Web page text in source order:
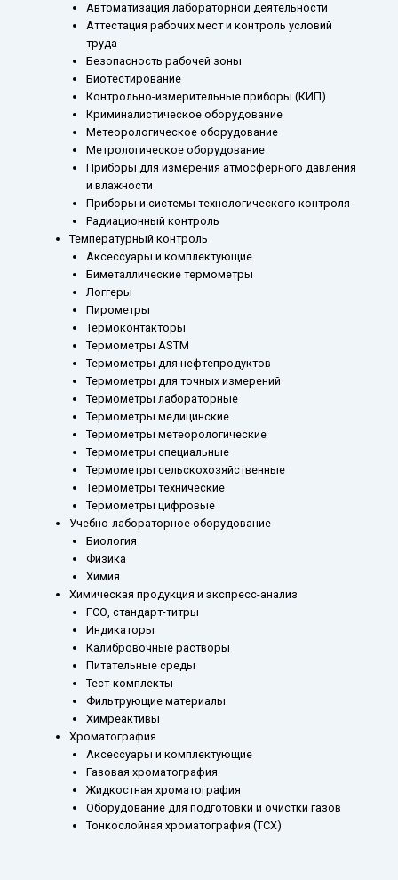
Автоматизация лабораторной деятельности
Аттестация рабочих мест и контроль условий
труда
Безопасность рабочей зоны
Биотестирование
Контрольно-измерительные приборы (КИП)
Криминалистическое оборудование
Метеорологическое оборудование
Метрологическое оборудование
Приборы для измерения атмосферного давления
и влажности
Приборы и системы технологического контроля
Радиационный контроль
Температурный контроль
Аксессуары и комплектующие
Биметаллические термометры
Логгеры
Пирометры
Термоконтакторы
Термометры ASTM
Термометры для нефтепродуктов
Термометры для точных измерений
Термометры лабораторные
Термометры медицинские
Термометры метеорологические
Термометры специальные
Термометры сельскохозяйственные
Термометры технические
Термометры цифровые
Учебно-лабораторное оборудование
Биология
Физика
Химия
Химическая продукция и экспресс-анализ
ГСО, стандарт-титры
Индикаторы
Калибровочные растворы
Питательные среды
Тест-комплекты
Фильтрующие материалы
Химреактивы
Хроматография
Аксессуары и комплектующие
Газовая хроматография
Жидкостная хроматография
Оборудование для подготовки и очистки газов
Тонкослойная хроматография (ТСХ)